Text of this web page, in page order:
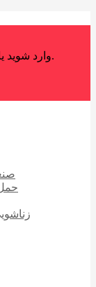
وارد شوید یا یک حساب کاربری جدید ایجاد کنید.